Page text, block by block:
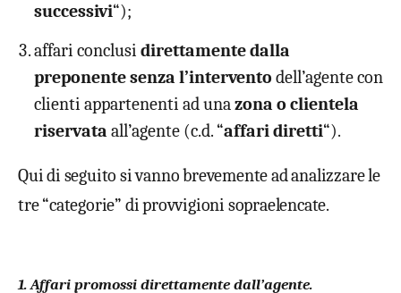
successivi“);
affari conclusi direttamente dalla
preponentesenza l’intervento dell’agente con
clienti appartenenti ad unazona o clientela
riservata all’agente (c.d. “affari diretti“).
Qui di seguito si vanno brevemente ad analizzare le
tre “categorie” di provvigioni sopraelencate.
1. Affari promossi direttamente dall’agente.